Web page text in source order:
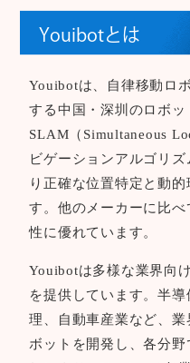
Youibotとは
Youibotは、自律移動ロ
する中国・深圳のロボ
SLAM（Simultaneous
ビゲーションアルゴリ
り正確な位置特定と動
す。他のメーカーに比
性に優れています。
Youibotは多様な業界向
を提供しています。半
理、自動車産業など、
ボットを開発し、各分